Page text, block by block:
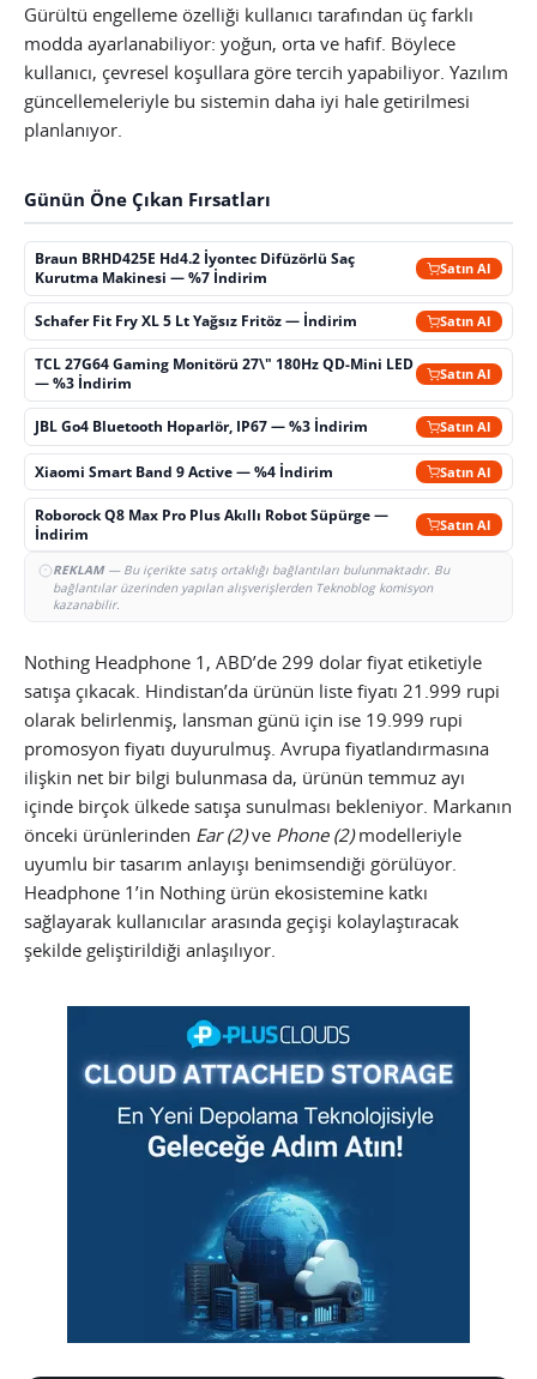
Gürültü engelleme özelliği kullanıcı tarafından üç farklı
modda ayarlanabiliyor: yoğun, orta ve hafif. Böylece
kullanıcı, çevresel koşullara göre tercih yapabiliyor. Yazılım
güncellemeleriyle bu sistemin daha iyi hale getirilmesi
planlanıyor.
Günün Öne Çıkan Fırsatları
Braun BRHD425E Hd4.2 İyontec Difüzörlü Saç
Kurutma Makinesi — %7 İndirim
Satın Al
Schafer Fit Fry XL 5 Lt Yağsız Fritöz — İndirim Satın Al
TCL 27G64 Gaming Monitörü 27\" 180Hz QD-Mini LED
— %3 İndirim
Satın Al
JBL Go4 Bluetooth Hoparlör, IP67 — %3 İndirim Satın Al
Xiaomi Smart Band 9 Active — %4 İndirim Satın Al
Roborock Q8 Max Pro Plus Akıllı Robot Süpürge —
İndirim
Satın Al
REKLAM— Bu içerikte satış ortaklığı bağlantıları bulunmaktadır. Bu
bağlantılar üzerinden yapılan alışverişlerden Teknoblog komisyon
kazanabilir.
Nothing Headphone 1, ABD’de 299 dolar fiyat etiketiyle
satışa çıkacak. Hindistan’da ürünün liste fiyatı 21.999 rupi
olarak belirlenmiş, lansman günü için ise 19.999 rupi
promosyon fiyatı duyurulmuş. Avrupa fiyatlandırmasına
ilişkin net bir bilgi bulunmasa da, ürünün temmuz ayı
içinde birçok ülkede satışa sunulması bekleniyor. Markanın
önceki ürünlerinden Ear (2)ve Phone (2)modelleriyle
uyumlu bir tasarım anlayışı benimsendiği görülüyor.
Headphone 1’in Nothing ürün ekosistemine katkı
sağlayarak kullanıcılar arasında geçişi kolaylaştıracak
şekilde geliştirildiği anlaşılıyor.